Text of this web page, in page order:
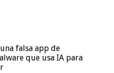
falsa app de
que usa IA para